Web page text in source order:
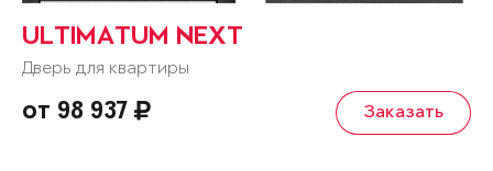
ULTIMATUM NEXT
Дверь для квартиры
от 98 937 Заказать